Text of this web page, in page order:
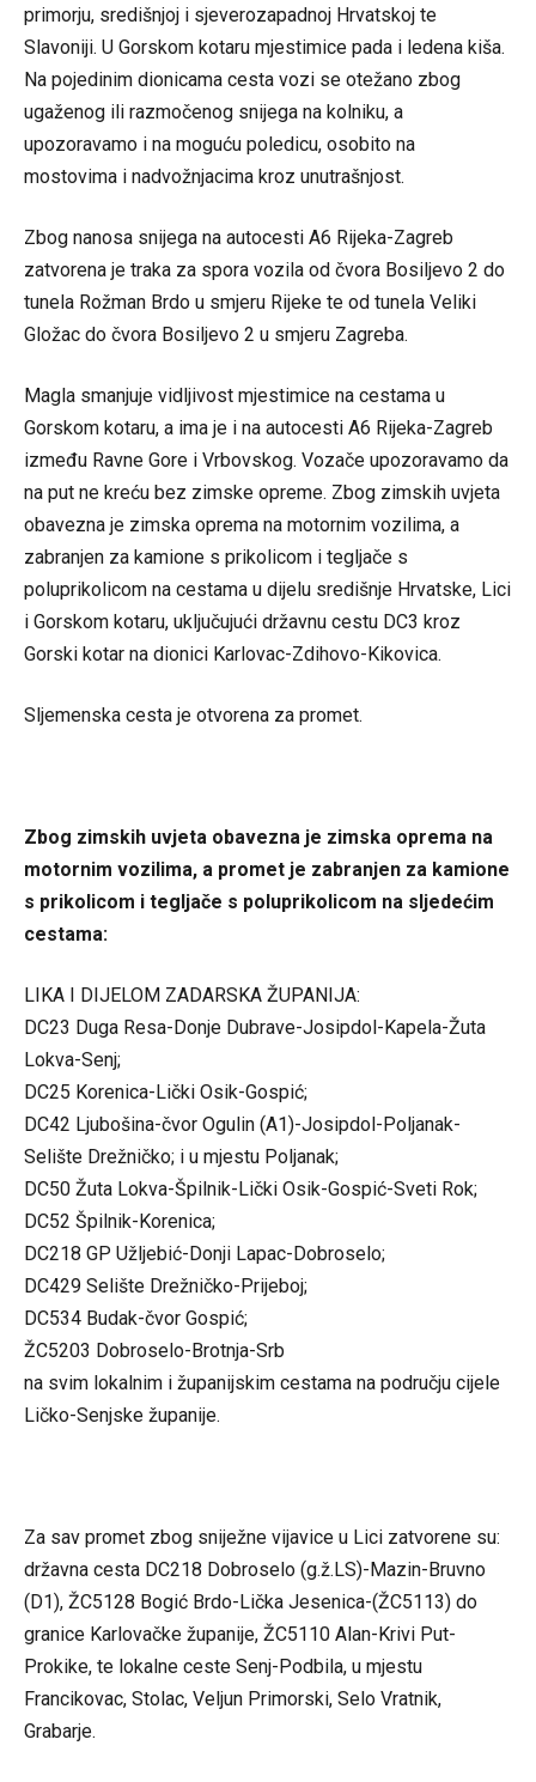
primorju, središnjoj i sjeverozapadnoj Hrvatskoj te
Slavoniji. U Gorskom kotaru mjestimice pada i ledena kiša.
Na pojedinim dionicama cesta vozi se otežano zbog
ugaženog ili razmočenog snijega na kolniku, a
upozoravamo i na moguću poledicu, osobito na
mostovima i nadvožnjacima kroz unutrašnjost.
Zbog nanosa snijega na autocesti A6 Rijeka-Zagreb
zatvorena je traka za spora vozila od čvora Bosiljevo 2 do
tunela Rožman Brdo u smjeru Rijeke te od tunela Veliki
Gložac do čvora Bosiljevo 2 u smjeru Zagreba.
Magla smanjuje vidljivost mjestimice na cestama u
Gorskom kotaru, a ima je i na autocesti A6 Rijeka-Zagreb
između Ravne Gore i Vrbovskog. Vozače upozoravamo da
na put ne kreću bez zimske opreme. Zbog zimskih uvjeta
obavezna je zimska oprema na motornim vozilima, a
zabranjen za kamione s prikolicom i tegljače s
poluprikolicom na cestama u dijelu središnje Hrvatske, Lici
i Gorskom kotaru, uključujući državnu cestu DC3 kroz
Gorski kotar na dionici Karlovac-Zdihovo-Kikovica.
​Sljemenska cesta je otvorena za promet.
Zbog zimskih uvjeta obavezna je zimska oprema na
motornim vozilima, a promet je zabranjen za kamione
s prikolicom i tegljače s poluprikolicom na sljedećim
cestama:
LIKA I DIJELOM ZADARSKA ŽUPANIJA:
DC23 Duga Resa-Donje Dubrave-Josipdol-Kapela-Žuta
Lokva-Senj;
DC25 Korenica-Lički Osik-Gospić;
DC42 Ljubošina-čvor Ogulin (A1)-Josipdol-Poljanak-
Selište Drežničko; i u mjestu Poljanak;
DC50 Žuta Lokva-Špilnik-Lički Osik-Gospić-Sveti Rok;
DC52 Špilnik-Korenica;
DC218 GP Užljebić-Donji Lapac-Dobroselo;
DC429 Selište Drežničko-Prijeboj;
DC534 Budak-čvor Gospić;
ŽC5203 Dobroselo-Brotnja-Srb
na svim lokalnim i županijskim cestama na području cijele
Ličko-Senjske županije.
Za sav promet zbog sniježne vijavice u Lici zatvorene su:
državna cesta DC218 Dobroselo (g.ž.LS)-Mazin-Bruvno
(D1), ŽC5128 Bogić Brdo-Lička Jesenica-(ŽC5113) do
granice Karlovačke županije, ŽC5110 Alan-Krivi Put-
Prokike, te lokalne ceste Senj-Podbila, u mjestu
Francikovac, Stolac, Veljun Primorski, Selo Vratnik,
Grabarje.